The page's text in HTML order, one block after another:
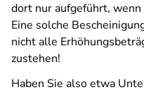
dort nur aufgeführt,
Eine solche
nicht alle
zustehen!
Haben Sie also etwa